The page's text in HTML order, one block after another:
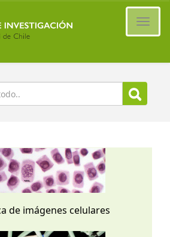
de imágenes celulares